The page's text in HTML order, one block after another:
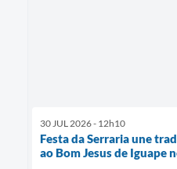
30 JUL 2026 - 12h10
Festa da Serraria une
ao Bom Jesus de Iguape